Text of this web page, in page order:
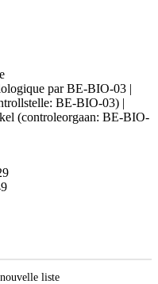
par BE-BIO-03 |
BE-BIO-03) |
(controleorgaan: BE-BIO-
liste